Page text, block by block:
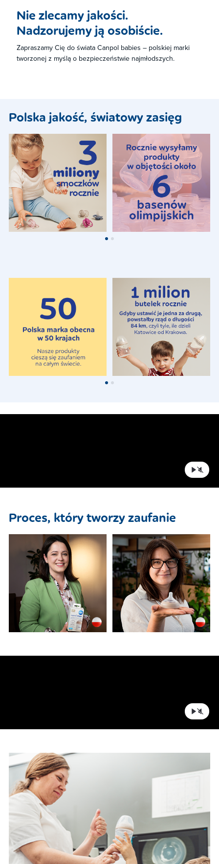
​Nie zlecamy jakości.
Nadzorujemy ją osobiście.
Zapraszamy Cię do świata Canpol babies – polskiej marki
tworzonej ​z myślą o bezpieczeństwie najmłodszych.
Polska jakość, światowy zasięg​
Proces, który tworzy zaufanie​